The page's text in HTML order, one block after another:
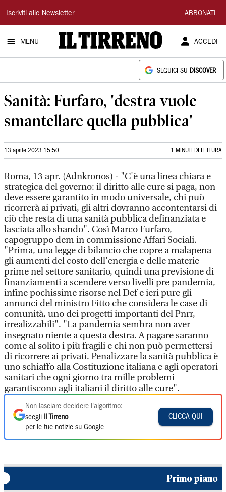
Il
Tirreno
Iscriviti alle Newsletter ABBONATI
MENU ACCEDI
SEGUICI SU DISCOVER
Sanità: Furfaro, 'destra vuole
smantellare quella pubblica'
13 aprile 2023 15:50 1 MINUTI DI LETTURA
Roma, 13 apr. (Adnkronos) - "C'è una linea chiara e
strategica del governo: il diritto alle cure si paga, non
deve essere garantito in modo universale, chi può
ricorrerà ai privati, gli altri dovranno accontentarsi di
ciò che resta di una sanità pubblica definanziata e
lasciata allo sbando". Così Marco Furfaro,
capogruppo dem in commissione Affari Sociali.
"Prima, una legge di bilancio che copre a malapena
gli aumenti del costo dell'energia e delle materie
prime nel settore sanitario, quindi una previsione di
finanziamenti a scendere verso livelli pre pandemia,
infine pochissime risorse nel Def e ieri pure gli
annunci del ministro Fitto che considera le case di
comunità, uno dei progetti importanti del Pnrr,
irrealizzabili". "La pandemia sembra non aver
insegnato niente a questa destra. A pagare saranno
come al solito i più fragili e chi non può permettersi
di ricorrere ai privati. Penalizzare la sanità pubblica è
uno schiaffo alla Costituzione italiana e agli operatori
sanitari che ogni giorno tra mille problemi
garantiscono agli italiani il diritto alle cure".
Non lasciare decidere l'algoritmo:
scegli
Il Tirreno
per le tue notizie su Google
CLICCA QUI
Primo piano